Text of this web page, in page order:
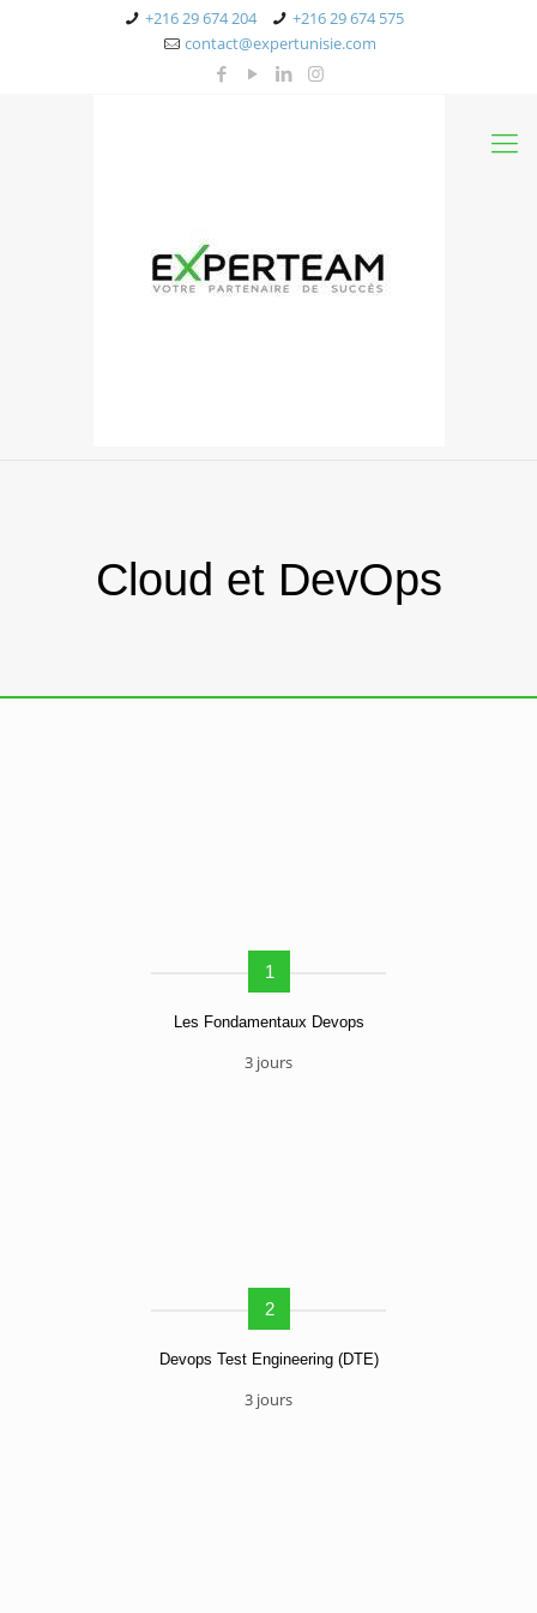
+216 29 674 204
+216 29 674 575
contact@expertunisie.com
Cloud et DevOps
1
Les Fondamentaux Devops
3 jours
2
Devops Test Engineering (DTE)
3 jours